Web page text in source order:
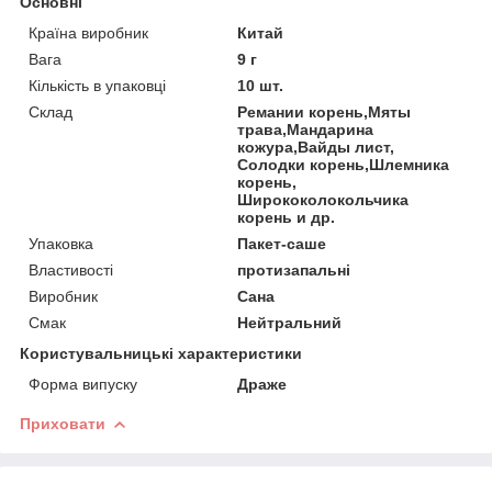
Країна виробник
Китай
Вага
9 г
Кількість в упаковці
10 шт.
Склад
Ремании корень,Мяты
трава,Мандарина
кожура,Вайды лист,
Солодки корень,Шлемника
корень,
Ширококолокольчика
корень и др.
Упаковка
Пакет-саше
Властивості
протизапальні
Виробник
Сана
Смак
Нейтральний
Користувальницькі характеристики
Форма випуску
Драже
Приховати